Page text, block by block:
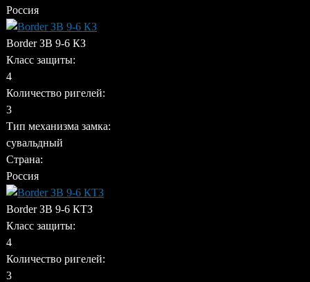
Россия
Border ЗВ 9-6 КЗ
Класс защиты:
4
Количество ригелей:
3
Тип механизма замка:
сувальдный
Страна:
Россия
Border ЗВ 9-6 КТЗ
Класс защиты:
4
Количество ригелей:
3